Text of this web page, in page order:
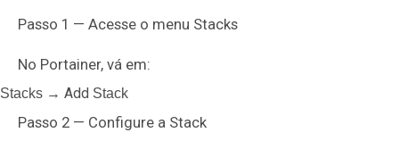
Passo 1 — Acesse o menu Stacks
No Portainer, vá em:
Stacks → Add Stack
Passo 2 — Configure a Stack